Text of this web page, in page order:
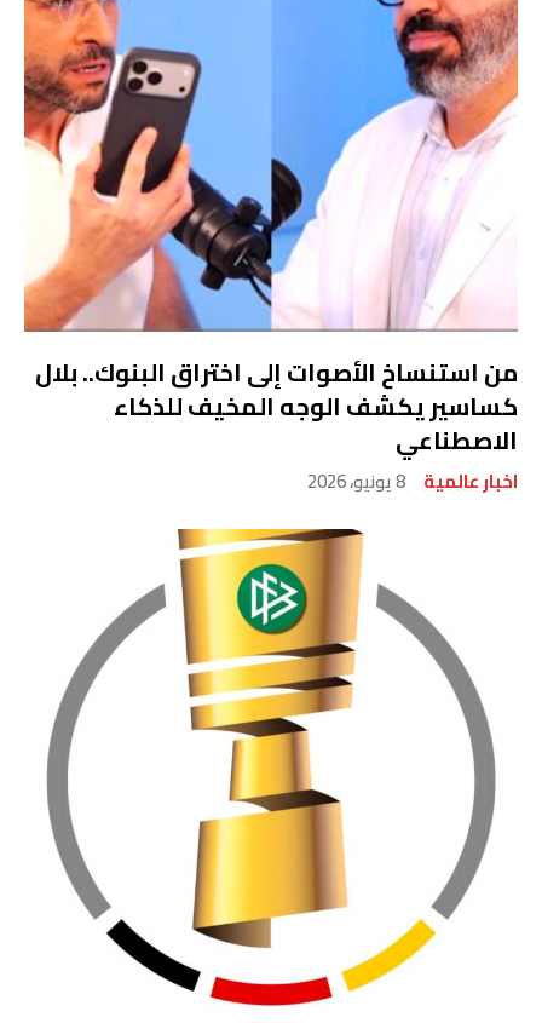
من استنساخ الأصوات إلى اختراق البنوك.. بلال
كساسير يكشف الوجه المخيف للذكاء
الاصطناعي
اخبار عالمية 8 يونيو، 2026